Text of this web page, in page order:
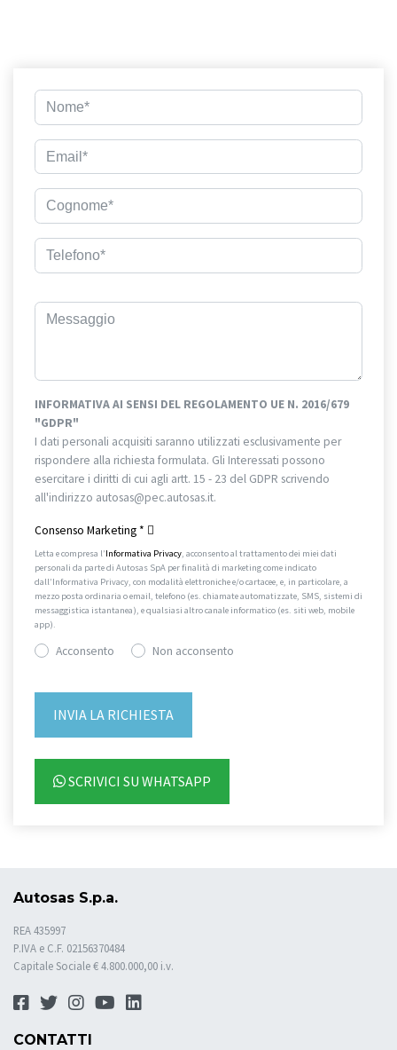
INFORMATIVA AI SENSI DEL REGOLAMENTO UE N. 2016/679
"GDPR"
I dati personali acquisiti saranno utilizzati esclusivamente per
rispondere alla richiesta formulata. Gli Interessati possono
esercitare i diritti di cui agli artt. 15 - 23 del GDPR scrivendo
all'indirizzo autosas@pec.autosas.it.
Consenso Marketing *
Letta e compresa l’Informativa Privacy , acconsento al trattamento dei miei dati
personali da parte di Autosas SpA per finalità di marketing come indicato
dall’Informativa Privacy, con modalità elettroniche e/o cartacee, e, in particolare, a
mezzo posta ordinaria o email, telefono (es. chiamate automatizzate, SMS, sistemi di
messaggistica istantanea), e qualsiasi altro canale informatico (es. siti web, mobile
app).
Acconsento Non acconsento
SCRIVICI SU WHATSAPP
Autosas S.p.a.
REA 435997
P.IVA e C.F. 02156370484
Capitale Sociale € 4.800.000,00 i.v.
CONTATTI